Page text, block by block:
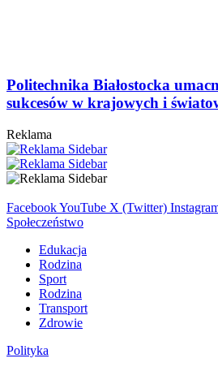
Politechnika Białostocka
sukcesów w krajowych i
Reklama
FacebookYouTube X (Twitter)
Społeczeństwo
Edukacja
Rodzina
Sport
Rodzina
Transport
Zdrowie
Polityka